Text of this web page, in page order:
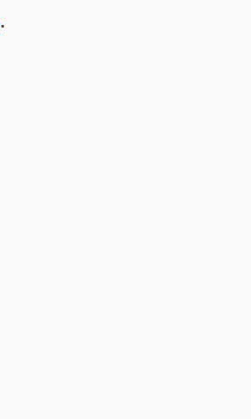
.